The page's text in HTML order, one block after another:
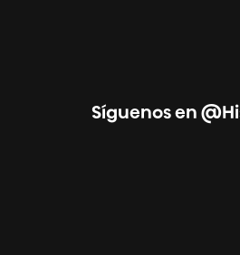
Síguenos en